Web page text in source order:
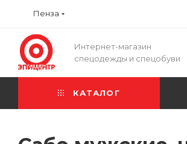
Пенза
Интернет-магазин
спецодежды и спецобуви
КАТАЛОГ